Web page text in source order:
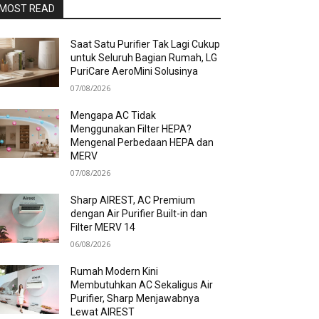
READ
Saat Satu Purifier Tak Lagi Cukup
untuk Seluruh Bagian Rumah, LG
PuriCare AeroMini Solusinya
07/08/2026
Mengapa AC Tidak
Menggunakan Filter HEPA?
Mengenal Perbedaan HEPA dan
MERV
07/08/2026
Sharp AIREST, AC Premium
dengan Air Purifier Built-in dan
Filter MERV 14
06/08/2026
Rumah Modern Kini
Membutuhkan AC Sekaligus Air
Purifier, Sharp Menjawabnya
Lewat AIREST